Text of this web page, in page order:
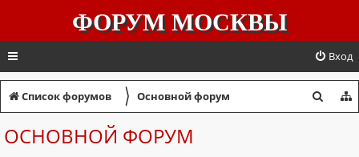
ФОРУМ МОСКВЫ
Вход
Список форумов 〉 Основной форум
ОСНОВНОЙ ФОРУМ